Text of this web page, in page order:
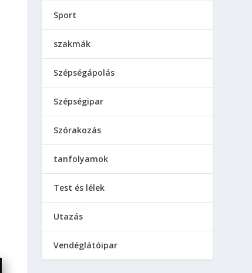
Sport
szakmák
Szépségápolás
Szépségipar
Szórakozás
tanfolyamok
Test és lélek
Utazás
Vendéglátóipar